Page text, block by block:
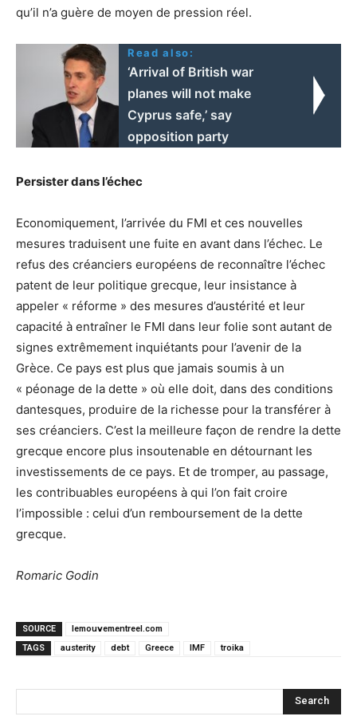
qu’il n’a guère de moyen de pression réel.
Read also:
‘Arrival of British war
planes will not make
Cyprus safe,’ say
opposition party
Persister dans l’échec
Economiquement, l’arrivée du FMI et ces nouvelles
mesures traduisent une fuite en avant dans l’échec. Le
refus des créanciers européens de reconnaître l’échec
patent de leur politique grecque, leur insistance à
appeler « réforme » des mesures d’austérité et leur
capacité à entraîner le FMI dans leur folie sont autant de
signes extrêmement inquiétants pour l’avenir de la
Grèce. Ce pays est plus que jamais soumis à un
« péonage de la dette » où elle doit, dans des conditions
dantesques, produire de la richesse pour la transférer à
ses créanciers. C’est la meilleure façon de rendre la dette
grecque encore plus insoutenable en détournant les
investissements de ce pays. Et de tromper, au passage,
les contribuables européens à qui l’on fait croire
l’impossible : celui d’un remboursement de la dette
grecque.
Romaric Godin
SOURCE
lemouvementreel.com
TAGS
austerity debt Greece IMF troika
Search